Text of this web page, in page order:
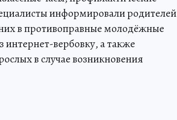
информировали родителей
в противоправные молодёжные
интернет-вербовку, а также
в случае возникновения